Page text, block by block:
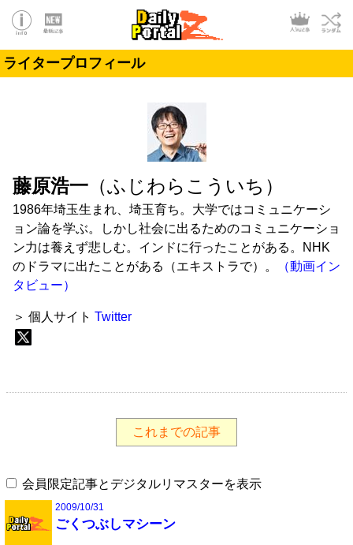
ライタープロフィール
藤原浩一 （ふじわらこういち）
1986年埼玉生まれ、埼玉育ち。大学ではコミュニケーシ
ョン論を学ぶ。しかし社会に出るためのコミュニケーショ
ン力は養えず悲しむ。インドに行ったことがある。NHK
のドラマに出たことがある（エキストラで）。
（動画イン
タビュー）
＞ 個人サイト Twitter
これまでの記事
会員限定記事とデジタルリマスターを表示
2009/10/31
ごくつぶしマシーン